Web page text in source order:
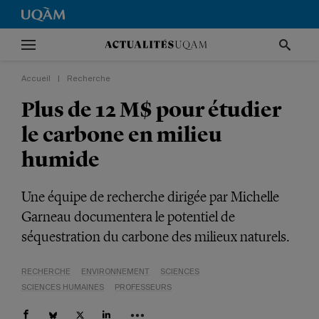
Accueil Recherche
Plus de 12 M$ pour étudier
le carbone en milieu
humide
Une équipe de recherche dirigée par Michelle
Garneau documentera le potentiel de
séquestration du carbone des milieux naturels.
RECHERCHE ENVIRONNEMENT
SCIENCES
SCIENCES HUMAINES
PROFESSEURS